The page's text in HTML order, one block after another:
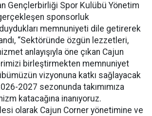
Gençlerbirliği Spor Kulübü Yönetim
sponsorluk
memnuniyeti dile getirerek
“Sektöründe özgün lezzetleri,
anlayışıyla öne çıkan Cajun
birleştirmekten memnuniyet
vizyonuna katkı sağlayacak
2027 sezonunda takımımıza
katacağına inanıyoruz.
olarak Cajun Corner yönetimine ve